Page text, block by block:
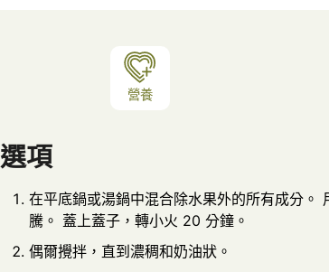
營養
選項
在平底鍋或湯鍋中混合除水果外的所有成分。
騰。 蓋上蓋子，轉小火 20 分鐘。
偶爾攪拌，直到濃稠和奶油狀。